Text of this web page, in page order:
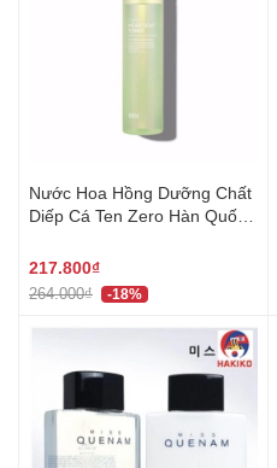
Nước Hoa Hồng Dưỡng Chất
Diếp Cá Ten Zero Hàn Quốc
217.800₫
264.000₫ -18%